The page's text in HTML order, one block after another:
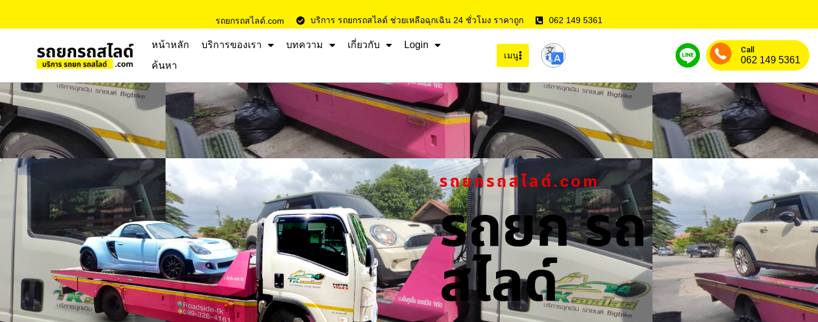
รถยกรถสไลด์.com บริการ รถยกรถสไลด์ ช่วยเหลือฉุกเฉิน 24 ชั่วโมง ราคาถูก 062 149 5361
หน้าหลัก บริการของเรา บทความ เกี่ยวกับ
Login
ค้นหา
เมนู
Call
062 149 5361
รถยกรถสไลด์.com
รถยก รถ
สไลด์